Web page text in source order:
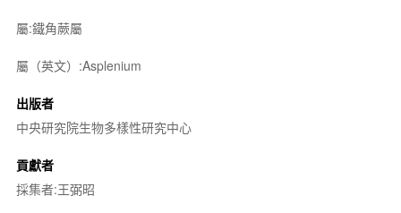
屬:鐵角蕨屬
屬（英文）:Asplenium
出版者
中央研究院生物多樣性研究中心
貢獻者
採集者:王弼昭